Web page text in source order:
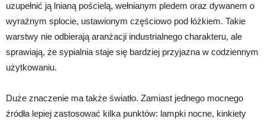
uzupełnić ją lnianą pościelą, wełnianym pledem oraz dywanem o
wyraźnym splocie, ustawionym częściowo pod łóżkiem. Takie
warstwy nie odbierają aranżacji industrialnego charakteru, ale
sprawiają, że sypialnia staje się bardziej przyjazna w codziennym
użytkowaniu.
Duże znaczenie ma także światło. Zamiast jednego mocnego
źródła lepiej zastosować kilka punktów: lampki nocne, kinkiety